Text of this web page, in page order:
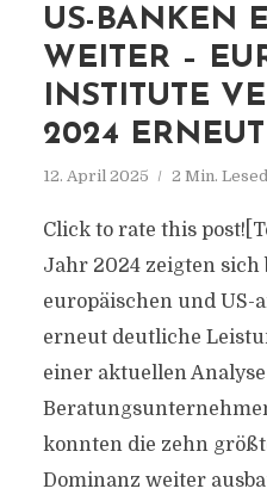
US-BANKEN
WEITER –
INSTITUTE
2024
12. April 2025 2 Min.
Click to rate this
Jahr 2024 zeigten sich
europäischen und US-
erneut deutliche
einer aktuellen
konnten die zehn
Dominanz weiter